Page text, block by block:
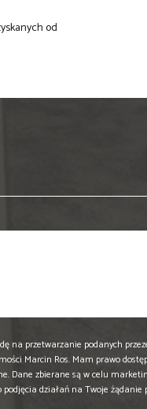
od
na przetwarzanie podanych
Marcin Ros. Mam prawo
Dane zbierane są w celu
podjęcia działań na Twoje